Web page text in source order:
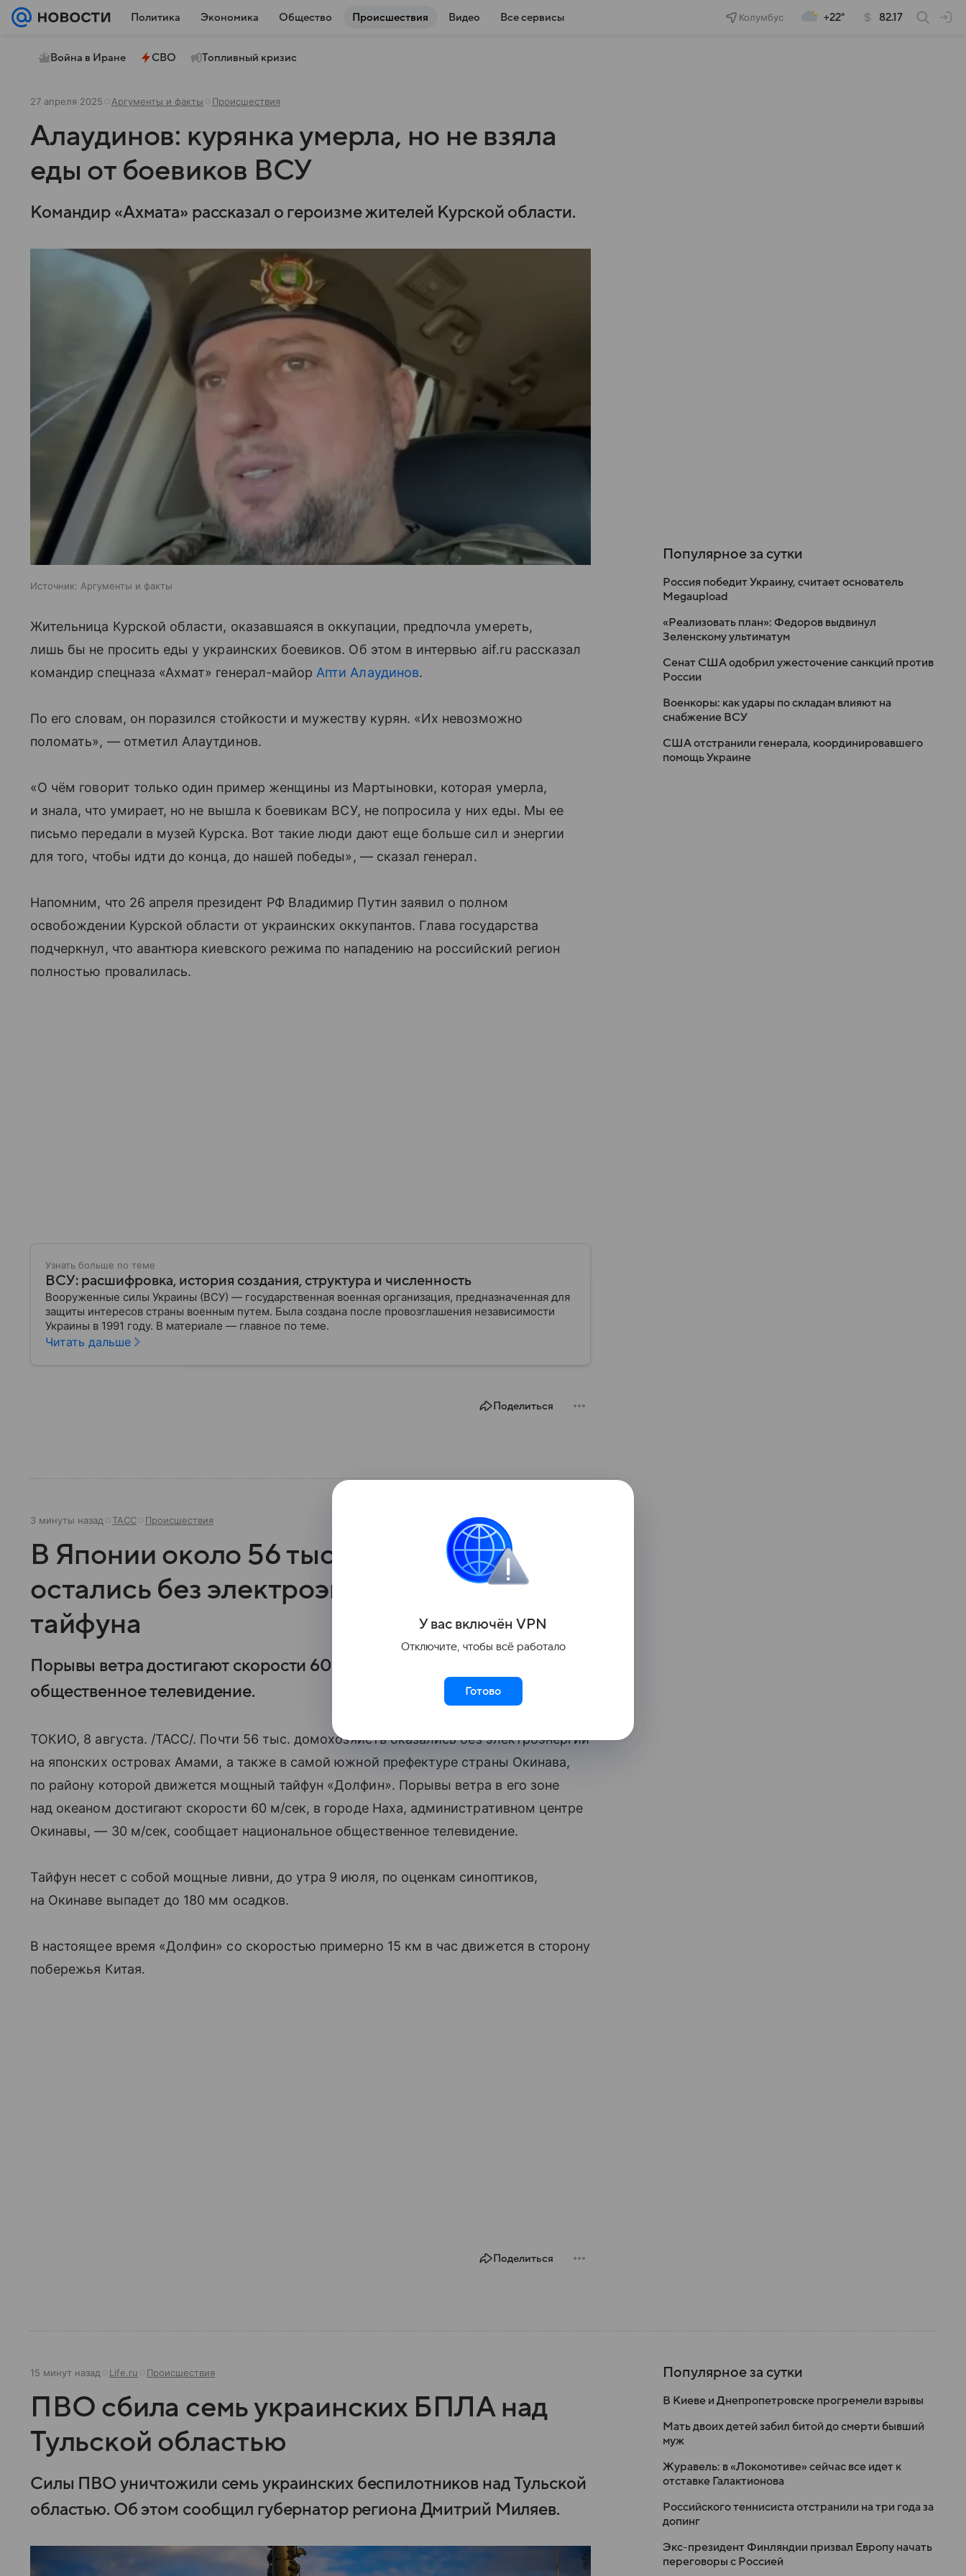
Политика Экономика Общество Происшествия Видео Все сервисы Колумбус +22° 82.17
Война в Иране СВО Топливный кризис
27 апреля 2025 Аргументы и факты Происшествия
Алаудинов: курянка умерла, но не взяла
еды от боевиков ВСУ
Командир «Ахмата» рассказал о героизме жителей Курской области.
Источник: Аргументы и факты
Жительница Курской области, оказавшаяся в оккупации, предпочла умереть,
лишь бы не просить еды у украинских боевиков. Об этом в интервью aif.ru рассказал
командир спецназа «Ахмат» генерал-майор Апти Алаудинов.
По его словам, он поразился стойкости и мужеству курян. «Их невозможно
поломать», — отметил Алаутдинов.
«О чём говорит только один пример женщины из Мартыновки, которая умерла,
и знала, что умирает, но не вышла к боевикам ВСУ, не попросила у них еды. Мы ее
письмо передали в музей Курска. Вот такие люди дают еще больше сил и энергии
для того, чтобы идти до конца, до нашей победы», — сказал генерал.
Напомним, что 26 апреля президент РФ Владимир Путин заявил о полном
освобождении Курской области от украинских оккупантов. Глава государства
подчеркнул, что авантюра киевского режима по нападению на российский регион
полностью провалилась.
Узнать больше по теме
ВСУ: расшифровка, история создания, структура и численность
Вооруженные силы Украины (ВСУ) — государственная военная организация, предназначенная для
защиты интересов страны военным путем. Была создана после провозглашения независимости
Украины в 1991 году. В материале — главное по теме.
Читать дальше
Поделиться
3 минуты назад ТАСС Происшествия
В Японии около 56 тыс. домохозяйств
остались без электроэнергии из-за
тайфуна
Порывы ветра достигают скорости 60 м/сек, сообщило национальное
общественное телевидение.
ТОКИО, 8 августа. /ТАСС/. Почти 56 тыс. домохозяйств оказались без электроэнергии
на японских островах Амами, а также в самой южной префектуре страны Окинава,
по району которой движется мощный тайфун «Долфин». Порывы ветра в его зоне
над океаном достигают скорости 60 м/сек, в городе Наха, административном центре
Окинавы, — 30 м/сек, сообщает национальное общественное телевидение.
Тайфун несет с собой мощные ливни, до утра 9 июля, по оценкам синоптиков,
на Окинаве выпадет до 180 мм осадков.
В настоящее время «Долфин» со скоростью примерно 15 км в час движется в сторону
побережья Китая.
Поделиться
Популярное за сутки
Россия победит Украину, считает основатель
Megaupload
«Реализовать план»: Федоров выдвинул
Зеленскому ультиматум
Сенат США одобрил ужесточение санкций против
России
Военкоры: как удары по складам влияют на
снабжение ВСУ
США отстранили генерала, координировавшего
помощь Украине
15 минут назад Life.ru Происшествия
ПВО сбила семь украинских БПЛА над
Тульской областью
Силы ПВО уничтожили семь украинских беспилотников над Тульской
областью. Об этом сообщил губернатор региона Дмитрий Миляев.
Популярное за сутки
В Киеве и Днепропетровске прогремели взрывы
Мать двоих детей забил битой до смерти бывший
муж
Журавель: в «Локомотиве» сейчас все идет к
отставке Галактионова
Российского теннисиста отстранили на три года за
допинг
Экс-президент Финляндии призвал Европу начать
переговоры с Россией
У вас включён VPN
Отключите, чтобы всё работало
Готово